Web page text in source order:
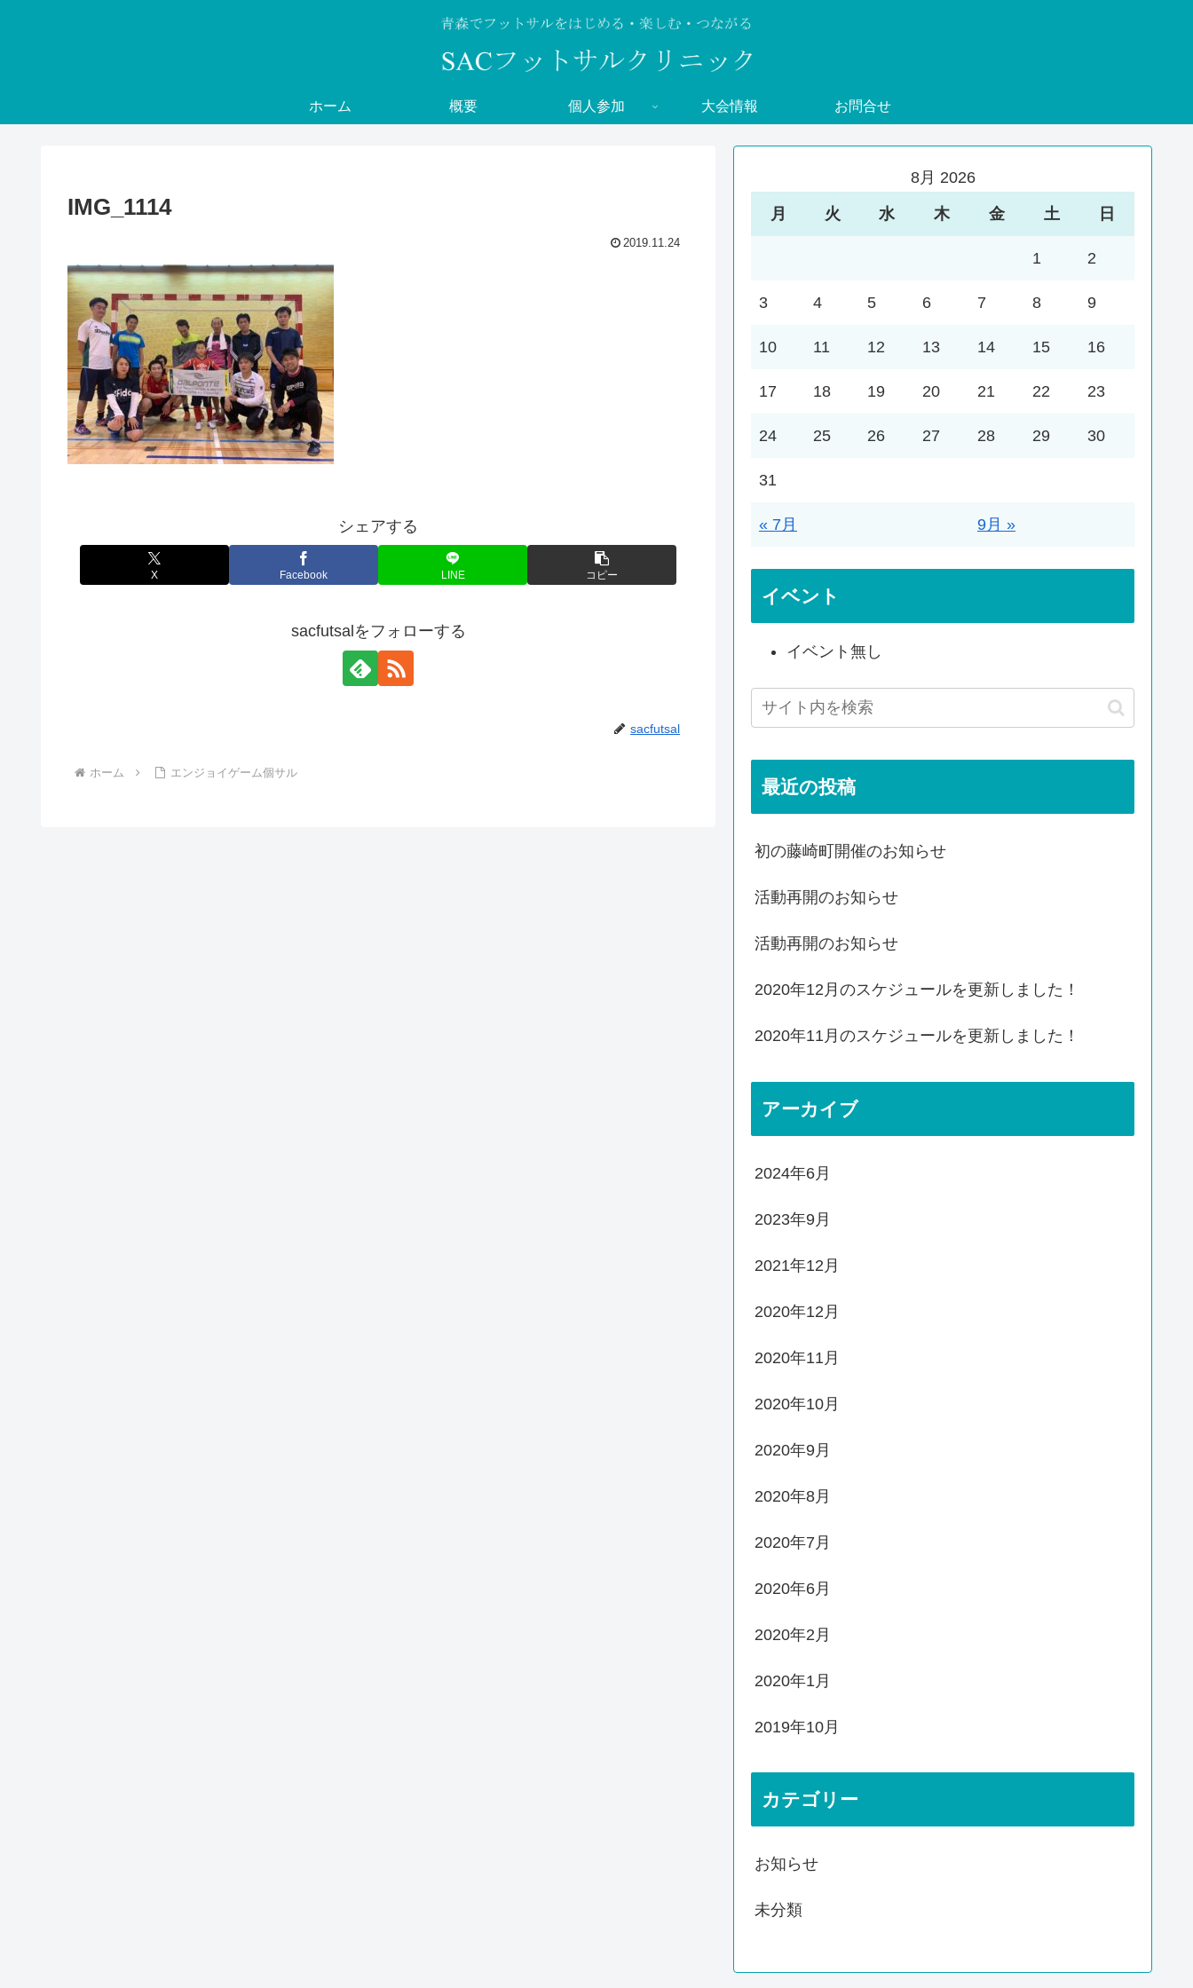
ホーム 概要 個人参加 大会情報 お問合せ
IMG_1114
2019.11.24
シェアする
X Facebook LINE コピー
sacfutsalをフォローする
sacfutsal
ホーム エンジョイゲーム個サル
8月 2026
月 火 水 木 金 土 日
1 2
3 4 5 6 7 8 9
10 11 12 13 14 15 16
17 18 19 20 21 22 23
24 25 26 27 28 29 30
31
« 7月 9月 »
イベント
イベント無し
最近の投稿
初の藤崎町開催のお知らせ
活動再開のお知らせ
活動再開のお知らせ
2020年12月のスケジュールを更新しました！
2020年11月のスケジュールを更新しました！
アーカイブ
2024年6月
2023年9月
2021年12月
2020年12月
2020年11月
2020年10月
2020年9月
2020年8月
2020年7月
2020年6月
2020年2月
2020年1月
2019年10月
カテゴリー
お知らせ
未分類